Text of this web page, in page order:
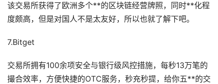
该交易所获得了欧洲多个**的区块链经营牌照，同时**化程
度颇高，但是对国人不是太友好，所以也就了解下吧。
7.Bitget
交易所拥有100余项安全与银行级风控措施，每秒13万笔的
撮合效率，方便快捷的OTC服务，秒充秒提，给你五**的交